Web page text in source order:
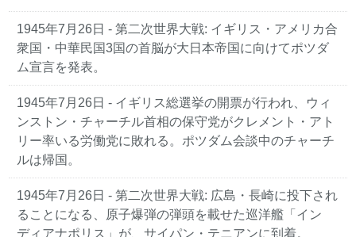
1945年7月26日 - 第二次世界大戦: イギリス・アメリカ合
衆国・中華民国3国の首脳が大日本帝国に向けてポツダ
ム宣言を発表。
1945年7月26日 - イギリス総選挙の開票が行われ、ウィ
ンストン・チャーチル首相の保守党がクレメント・アト
リー率いる労働党に敗れる。ポツダム会談中のチャーチ
ルは帰国。
1945年7月26日 - 第二次世界大戦: 広島・長崎に投下され
ることになる、原子爆弾の弾頭を載せた巡洋艦「イン
ディアナポリス」が、サイパン・テニアンに到着。